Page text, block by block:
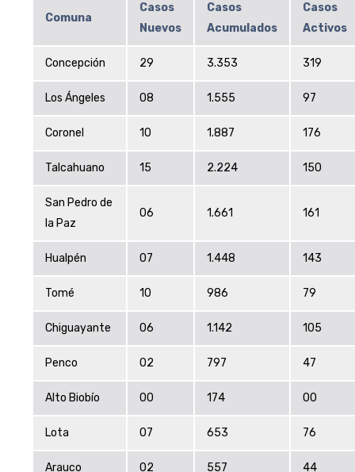
Comuna
Casos
Nuevos
Casos
Acumulados
Casos
Activos
Concepción 29 3.353 319
Los Ángeles 08 1.555 97
Coronel 10 1.887 176
Talcahuano 15 2.224 150
San Pedro de
la Paz
06 1.661 161
Hualpén 07 1.448 143
Tomé 10 986 79
Chiguayante 06 1.142 105
Penco 02 797 47
Alto Biobío 00 174 00
Lota 07 653 76
Arauco 02 557 44